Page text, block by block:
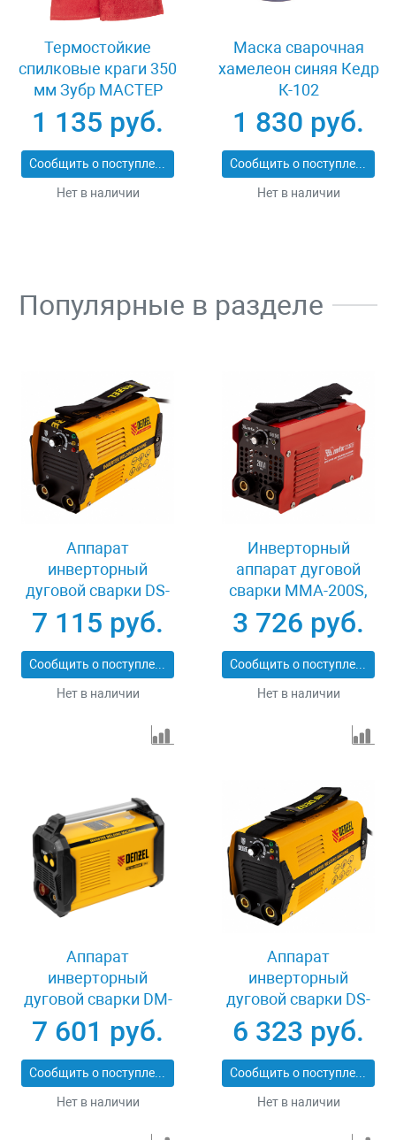
Термостойкие
спилковые краги 350
мм Зубр МАСТЕР
11334-XL
1 135 руб.
Сообщить о поступлении
Нет в наличии
Маска сварочная
хамелеон синяя Кедр
К-102
1 830 руб.
Сообщить о поступлении
Нет в наличии
Популярные в разделе
Аппарат
инверторный
дуговой сварки DS-
200 Compact, 200 А,
ПВ 70% Denzel 94373
7 115 руб.
Сообщить о поступлении
Нет в наличии
Инверторный
аппарат дуговой
сварки MMA-200S,
200 А, ПВ60% MTX
94391
3 726 руб.
Сообщить о поступлении
Нет в наличии
Аппарат
инверторный
дуговой сварки DM-
180 Standart, 180 А,
ПВ 60% Denzel 94324
7 601 руб.
Сообщить о поступлении
Нет в наличии
Аппарат
инверторный
дуговой сварки DS-
180 Compact, 180 А,
ПВ 70% Denzel 94372
6 323 руб.
Сообщить о поступлении
Нет в наличии